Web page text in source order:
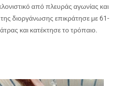
από πλευράς αγωνίας και
της διοργάνωσης επικράτησε με 61-
και κατέκτησε το τρόπαιο.